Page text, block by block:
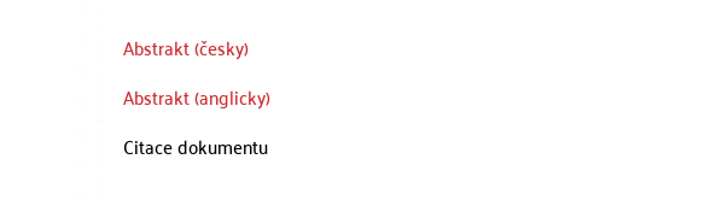
Abstrakt (česky)
Abstrakt (anglicky)
Citace dokumentu